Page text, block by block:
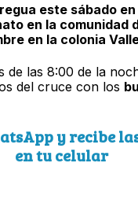
este sábado
en la comunidad
en la colonia
las 8:00 de la
del cruce con los
y recibe
en tu celular